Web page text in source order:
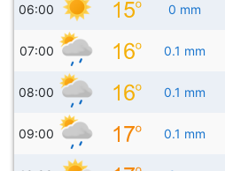
06:00 0 mm
07:00 0.1 mm
08:00 0.1 mm
09:00 0.1 mm